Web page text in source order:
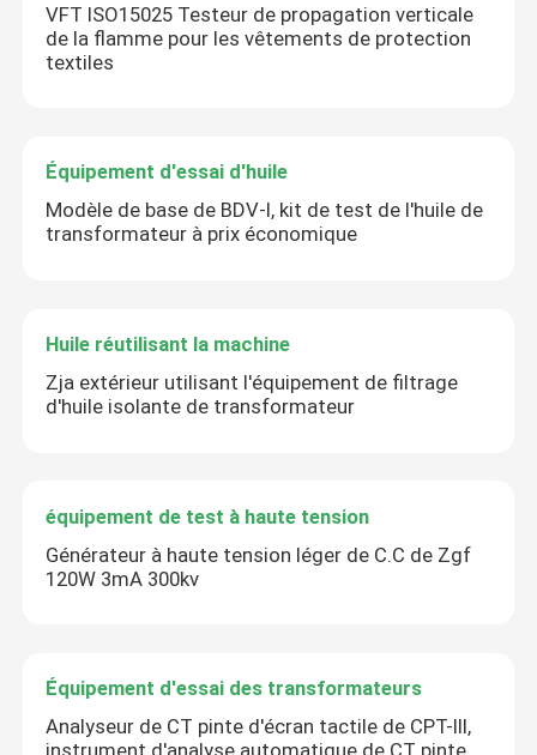
équipement d'essai de câble
Caméra d'inspection de forage
VFT ISO15025 Testeur de propagation verticale
de la flamme pour les vêtements de protection
textiles
Équipement d'essai d'huile
Modèle de base de BDV-I, kit de test de l'huile de
transformateur à prix économique
Huile réutilisant la machine
Zja extérieur utilisant l'équipement de filtrage
d'huile isolante de transformateur
équipement de test à haute tension
Générateur à haute tension léger de C.C de Zgf
120W 3mA 300kv
Équipement d'essai des transformateurs
Analyseur de CT pinte d'écran tactile de CPT-III,